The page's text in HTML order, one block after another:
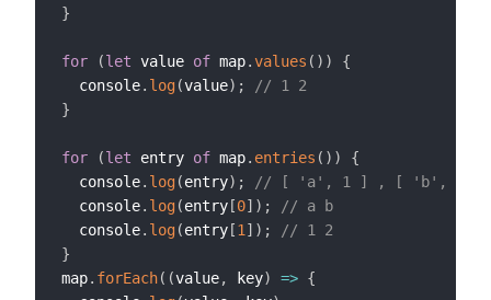
}
for (let value of map.values ( ) )
{
  console
. log(value) ;
// 1 2
}
for (let entry of map. entries ( ) )
{
  console
. log(entry) ;
// [ 'a', 1 ] , [ 'b', 2 ]
  console
. log(entry [0] ) ;
// a b
  console
. log(entry [1] ) ;
// 1 2
}
map. forEach( (value, key) => {